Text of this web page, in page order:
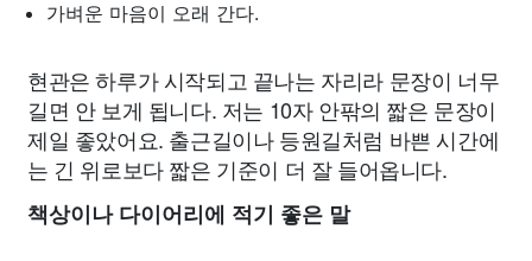
가벼운 마음이 오래 간다.
현관은 하루가 시작되고 끝나는 자리라 문장이 너무
길면 안 보게 됩니다. 저는 10자 안팎의 짧은 문장이
제일 좋았어요. 출근길이나 등원길처럼 바쁜 시간에
는 긴 위로보다 짧은 기준이 더 잘 들어옵니다.
책상이나 다이어리에 적기 좋은 말